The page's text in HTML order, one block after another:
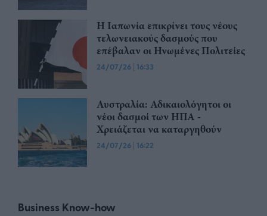
Η Ιαπωνία επικρίνει τους νέους
τελωνειακούς δασμούς που
επέβαλαν οι Ηνωμένες Πολιτείες
24/07/26 | 16:33
Αυστραλία: Αδικαιολόγητοι οι
νέοι δασμοί των ΗΠΑ -
Χρειάζεται να καταργηθούν
24/07/26 | 16:22
Business Know-how